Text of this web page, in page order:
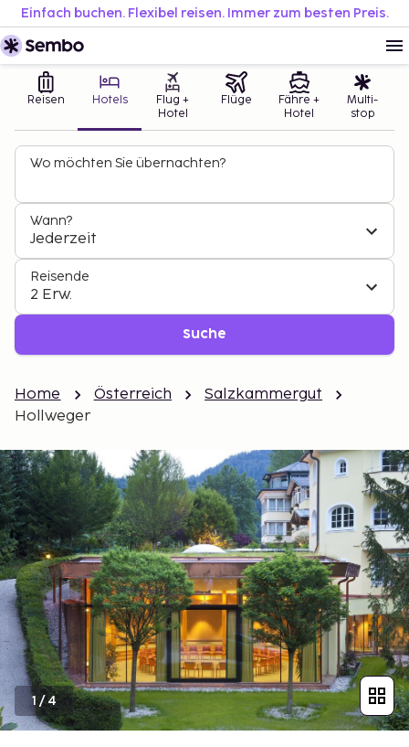
Einfach buchen. Flexibel reisen. Immer zum besten Preis.
Reisen Hotels
Flug +
Hotel
Flüge
Fähre +
Hotel
Multi-
stop
Wo möchten Sie übernachten?
Wann?
Jederzeit
Reisende
2 Erw.
Suche
Home Österreich
Salzkammergut
Hollweger
1/4